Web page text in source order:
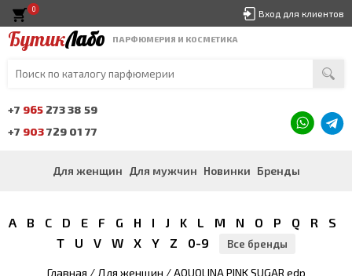
Вход для клиентов
БутикЛабо ПАРФЮМЕРИЯ И КОСМЕТИКА
+7 965 273 38 59
+7 903729 01 77
Для женщин Для мужчин Новинки Бренды
0
A B C D E F G H I J K L M N O P Q R
S
T
U V W X Y Z 0-9 Все бренды
Главная / Для женщин / AQUOLINA PINK SUGAR edp